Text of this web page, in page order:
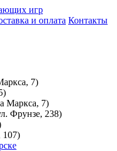
игр
и оплата Контакты
7)
Маркса, 7)
Фрунзе, 238)
107)